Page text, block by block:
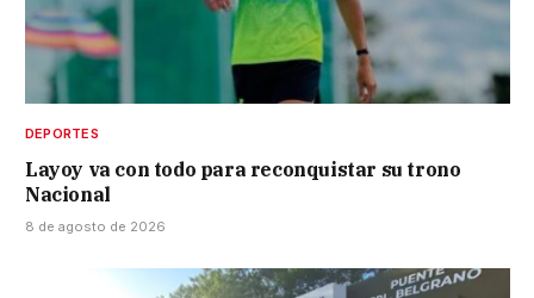
DEPORTES
Layoy va con todo para reconquistar su trono
Nacional
8 de agosto de 2026